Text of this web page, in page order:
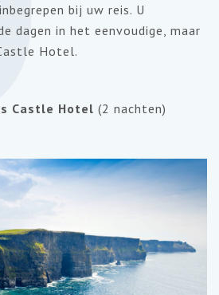
bij uw reis. U
dagen in het eenvoudige, maar
Hotel.
Castle Hotel (2 nachten)